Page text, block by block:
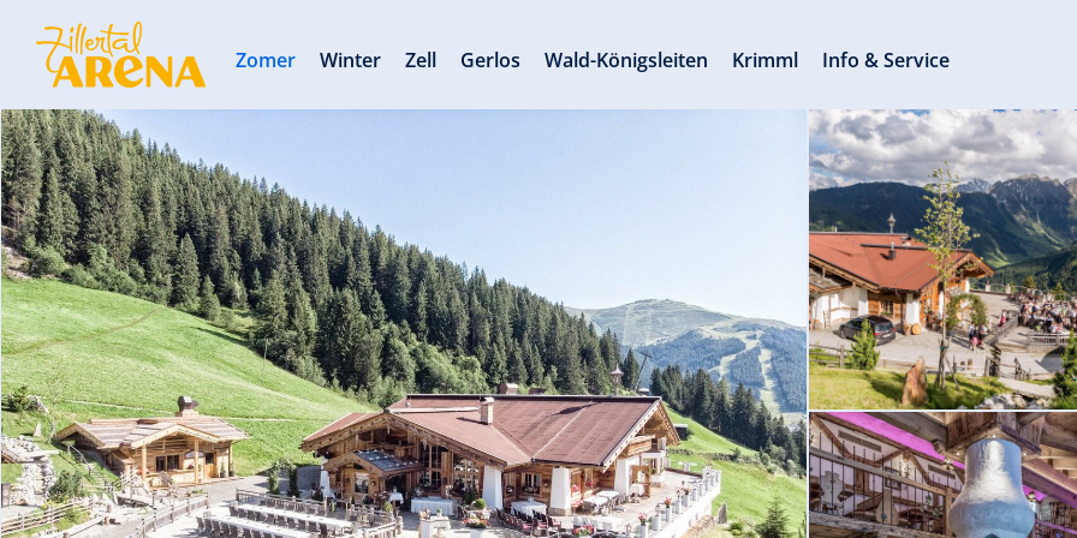
Zomer Winter Zell Gerlos Wald-Königsleiten Krimml Info & Service